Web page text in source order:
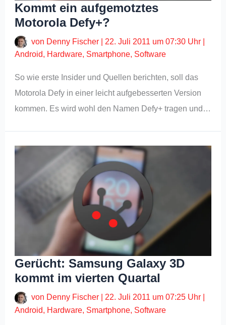
Kommt ein aufgemotztes
Motorola Defy+?
von Denny Fischer 22. Juli 2011 um 07:30 Uhr
Android, Hardware, Smartphone, Software
So wie erste Insider und Quellen berichten, soll das
Motorola Defy in einer leicht aufgebesserten Version
kommen. Es wird wohl den Namen Defy+ tragen und…
Gerücht: Samsung Galaxy 3D
kommt im vierten Quartal
von Denny Fischer |22. Juli 2011 um 07:25 Uhr
Android, Hardware, Smartphone, Software